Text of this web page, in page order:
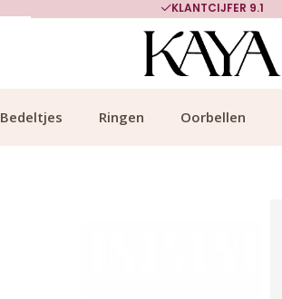
KLANTCIJFER 9.1
Bedeltjes Ringen Oorbellen